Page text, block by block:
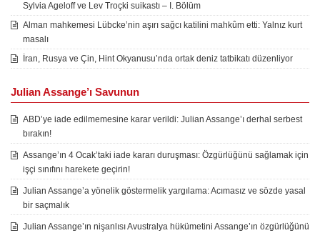
Sylvia Ageloff ve Lev Troçki suikastı – I. Bölüm
Alman mahkemesi Lübcke’nin aşırı sağcı katilini mahkûm etti: Yalnız kurt
masalı
İran, Rusya ve Çin, Hint Okyanusu’nda ortak deniz tatbikatı düzenliyor
Julian Assange’ı Savunun
ABD’ye iade edilmemesine karar verildi: Julian Assange’ı derhal serbest
bırakın!
Assange’ın 4 Ocak’taki iade kararı duruşması: Özgürlüğünü sağlamak için
işçi sınıfını harekete geçirin!
Julian Assange’a yönelik göstermelik yargılama: Acımasız ve sözde yasal
bir saçmalık
Julian Assange’ın nişanlısı Avustralya hükümetini Assange’ın özgürlüğünü